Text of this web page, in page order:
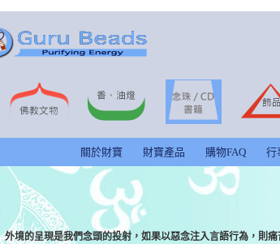
關於財寶 財寶產品 購物FAQ 行
外境的呈現是我們念頭的投射，如果以惡念注入言語行為，則